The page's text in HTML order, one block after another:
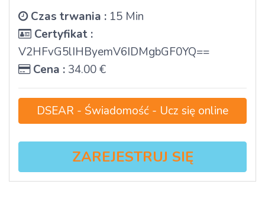
Czas trwania : 15 Min
Certyfikat :
V2HFvG5lIHByemV6IDMgbGF0YQ==
Cena : 34.00 €
DSEAR - Świadomość - Ucz się online
ZAREJESTRUJ SIĘ